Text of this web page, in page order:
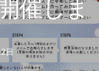
催しま
日